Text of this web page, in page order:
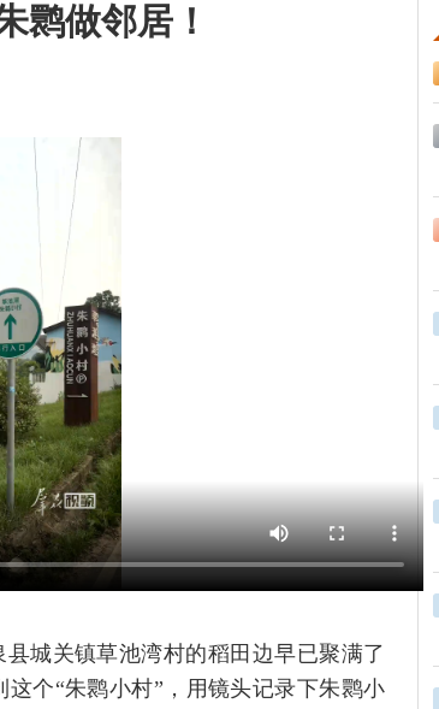
鹮做邻居！
城关镇草池湾村的稻田边早已聚满了
个“朱鹮小村”，用镜头记录下朱鹮小